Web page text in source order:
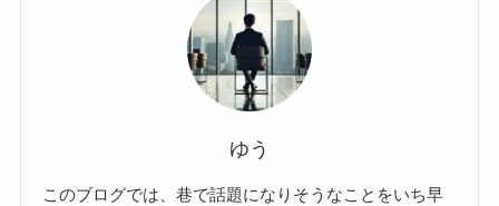
ゆう
このブログでは、巷で話題になりそうなことをいち早